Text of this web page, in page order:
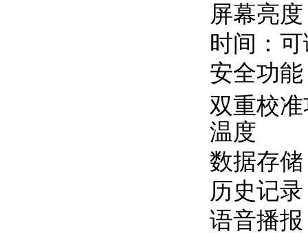
屏幕亮
时间：
安全功
双重校
温度
数据存
历史记
语音播